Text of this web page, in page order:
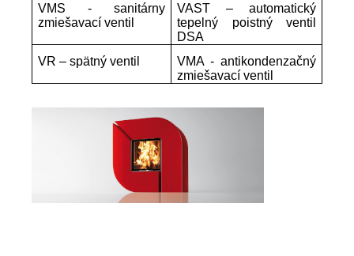
VMS - sanitárny
zmiešavací ventil
VAST – automatický
tepelný poistný ventil
DSA
VR – spätný ventil
VMA - antikondenzačný
zmiešavací ventil